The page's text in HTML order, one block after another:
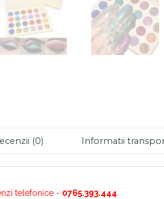
(0) Informatii
telefonice - 0765.393.444